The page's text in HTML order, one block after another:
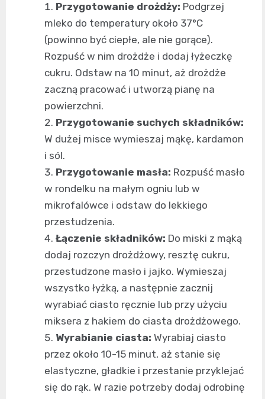
Przygotowanie drożdży: Podgrzej
mleko do temperatury około 37°C
(powinno być ciepłe, ale nie gorące).
Rozpuść w nim drożdże i dodaj łyżeczkę
cukru. Odstaw na 10 minut, aż drożdże
zaczną pracować i utworzą pianę na
powierzchni.
Przygotowanie suchych składników:
W dużej misce wymieszaj mąkę, kardamon
i sól.
Przygotowanie masła: Rozpuść masło
w rondelku na małym ogniu lub w
mikrofalówce i odstaw do lekkiego
przestudzenia.
Łączenie składników: Do miski z mąką
dodaj rozczyn drożdżowy, resztę cukru,
przestudzone masło i jajko. Wymieszaj
wszystko łyżką, a następnie zacznij
wyrabiać ciasto ręcznie lub przy użyciu
miksera z hakiem do ciasta drożdżowego.
Wyrabianie ciasta: Wyrabiaj ciasto
przez około 10-15 minut, aż stanie się
elastyczne, gładkie i przestanie przyklejać
się do rąk. W razie potrzeby dodaj odrobinę